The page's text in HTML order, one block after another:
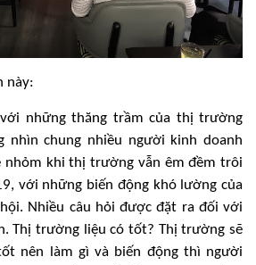
này:
những thăng trầm của thị trường
nhìn chung nhiều người kinh doanh
nhỏm khi thị trường vẫn êm đềm trôi
với những biến động khó lường của
Nhiều câu hỏi được đặt ra đối với
Thị trường liệu có tốt? Thị trường sẽ
nên làm gì và biến động thì người